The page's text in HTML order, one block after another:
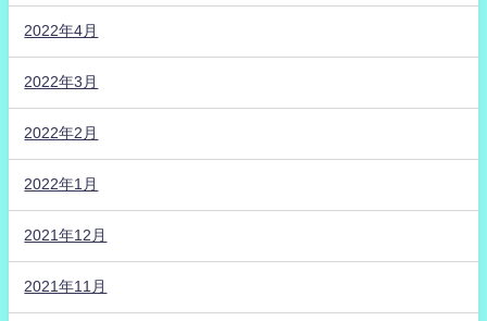
2022年4月
2022年3月
2022年2月
2022年1月
2021年12月
2021年11月